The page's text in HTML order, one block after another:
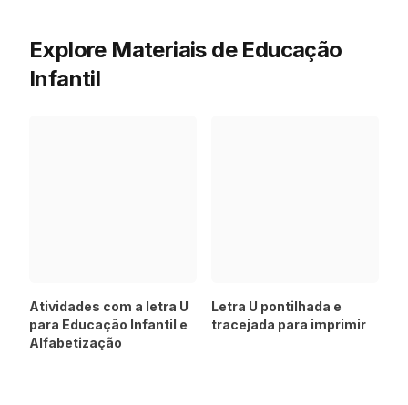
Explore Materiais de Educação
Infantil
Atividades com a letra U
para Educação Infantil e
Alfabetização
Letra U pontilhada e
tracejada para imprimir